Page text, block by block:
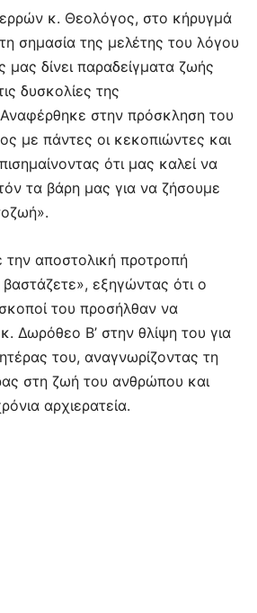
κ. Θεολόγος, στο κήρυγμά
σημασία της μελέτης του λόγου
μας δίνει παραδείγματα ζωής
δυσκολίες της
στην πρόσκληση του
με πάντες οι κεκοπιώντες και
ότι μας καλεί να
τα βάρη μας για να ζήσουμε
την αποστολική προτροπή
εξηγώντας ότι ο
του προσήλθαν να
Δωρόθεο Β’ στην θλίψη του για
του, αναγνωρίζοντας τη
στη ζωή του ανθρώπου και
αρχιερατεία.